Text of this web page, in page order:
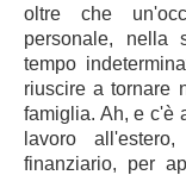
oltre che
personale, nella
tempo
riuscire a tornare
famiglia. Ah, e c'è
lavoro
finanziario, per